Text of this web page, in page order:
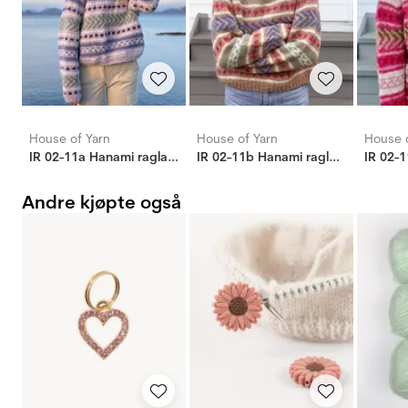
House of Yarn
IR 02-11a Hanami raglangenser (Faerytale)
House of Yarn
IR 02-11b Hanami raglangenser (Faerytale)
House
Andre kjøpte også